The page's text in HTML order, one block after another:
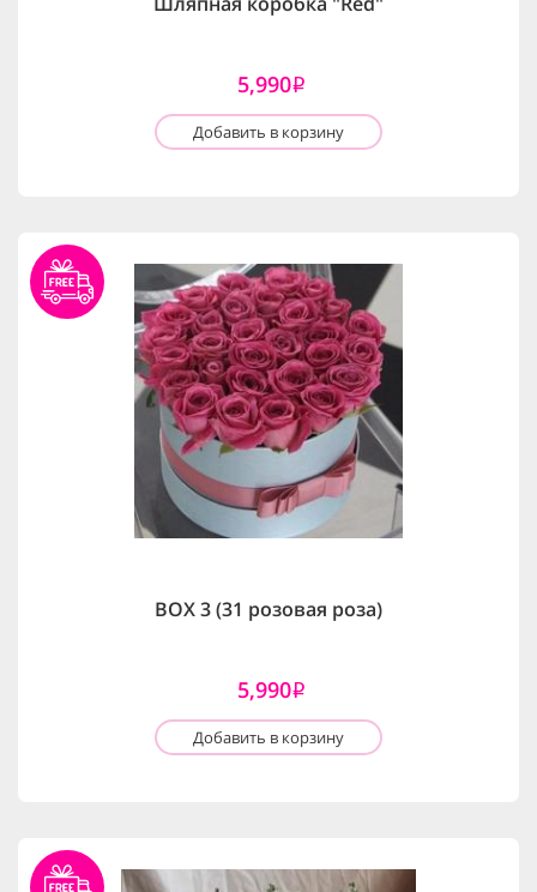
5,990i
Добавить в корзину
BOX 3 (31 розовая роза)
5,990i
Добавить в корзину